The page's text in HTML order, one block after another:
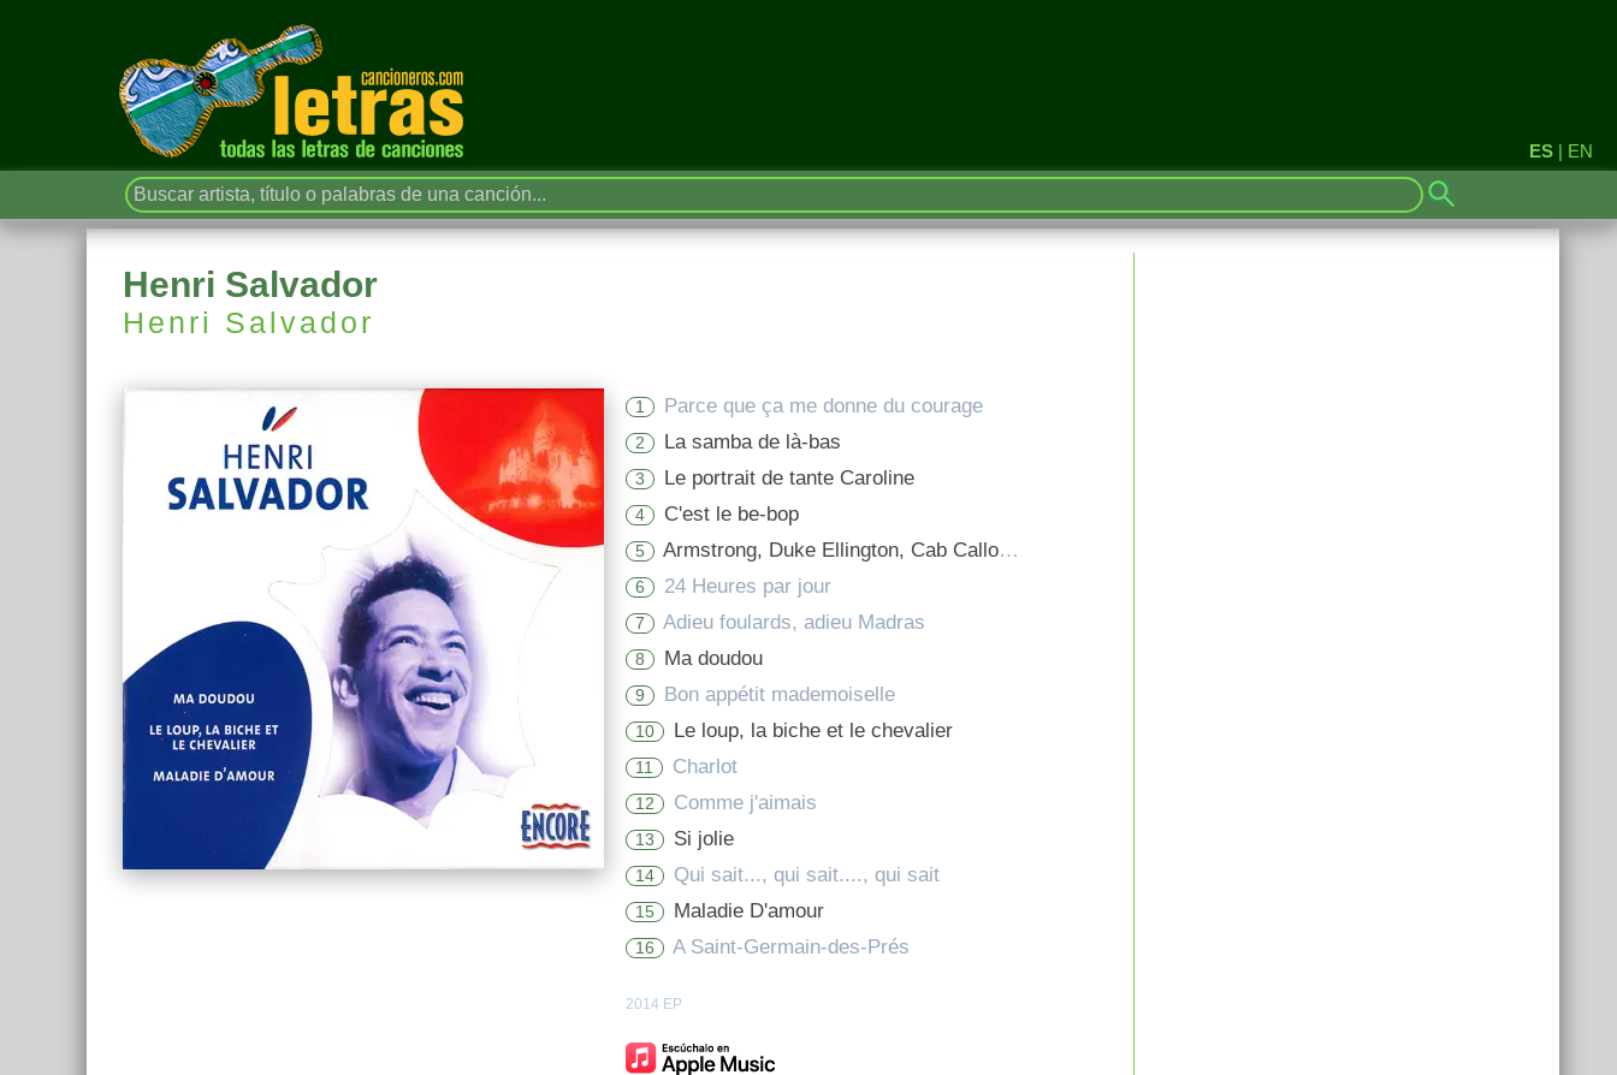
ES | EN
Henri Salvador
Henri Salvador
1 Parce que ça me donne du courage
2 La samba de là-bas
3 Le portrait de tante Caroline
4 C'est le be-bop
5 Armstrong, Duke Ellington, Cab Calloway
6 24 Heures par jour
7 Adieu foulards, adieu Madras
8 Ma doudou
9 Bon appétit mademoiselle
10 Le loup, la biche et le chevalier
11 Charlot
12 Comme j'aimais
13 Si jolie
14 Qui sait..., qui sait...., qui sait
15 Maladie D'amour
16 A Saint-Germain-des-Prés
2014 EP